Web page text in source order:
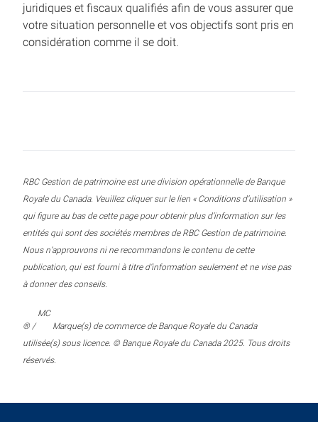
juridiques et fiscaux qualifiés afin de vous assurer que
votre situation personnelle et vos objectifs sont pris en
considération comme il se doit.
RBC Gestion de patrimoine est une division opérationnelle de Banque
Royale du Canada. Veuillez cliquer sur le lien « Conditions d’utilisation »
qui figure au bas de cette page pour obtenir plus d’information sur les
entités qui sont des sociétés membres de RBC Gestion de patrimoine.
Nous n’approuvons ni ne recommandons le contenu de cette
publication, qui est fourni à titre d’information seulement et ne vise pas
à donner des conseils.
® /
MC
Marque(s) de commerce de Banque Royale du Canada
utilisée(s) sous licence. © Banque Royale du Canada 2025. Tous droits
réservés.